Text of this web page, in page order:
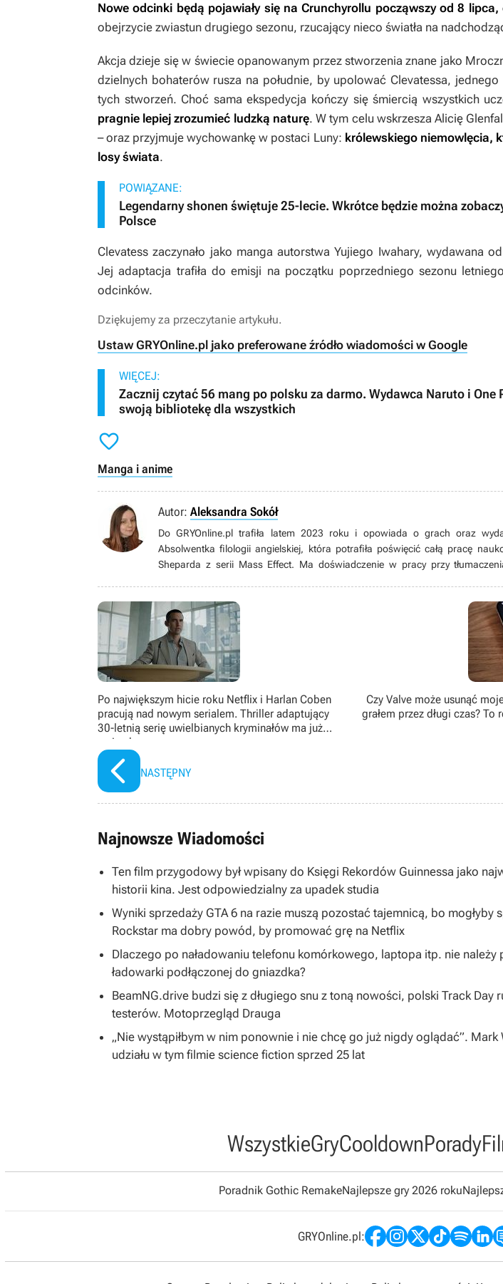
Nowe odcinki będą pojawiały się na Crunchyrollu począwszy od 8 lipca,
obejrzycie zwiastun drugiego sezonu, rzucający nieco światła na
Akcja dzieje się w świecie opanowanym przez stworzenia znane jako
dzielnych bohaterów rusza na południe, by upolować Clevatessa,
tych stworzeń. Choć sama ekspedycja kończy się śmiercią wszystkich
pragnie lepiej zrozumieć ludzką naturę. W tym celu wskrzesza Alicię
– oraz przyjmuje wychowankę w postaci Luny: królewskiego niemowlęcia,
losy świata.
POWIĄZANE:
Legendarny shonen świętuje 25-lecie. Wkrótce będzie można
Polsce
Clevatesszaczynało jako manga autorstwa Yujiego Iwahary, wydawana
Jej adaptacja trafiła do emisji na początku poprzedniego sezonu
odcinków.
Dziękujemy za przeczytanie artykułu.
Ustaw GRYOnline.pl jako preferowane źródło wiadomości w Google
WIĘCEJ:
Zacznij czytać 56 mang po polsku za darmo. Wydawca Naruto i One
swoją bibliotekę dla wszystkich

Manga i anime
Autor: Aleksandra Sokół
Do GRYOnline.pl trafiła latem 2023 roku i opowiada o grach oraz
Absolwentka filologii angielskiej, która potrafiła poświęcić całą pracę
Sheparda z serii Mass Effect. Ma doświadczenie w pracy przy
Internetu.
Po największym hicie roku Netflix i Harlan Coben
pracują nad nowym serialem. Thriller adaptujący
30-letnią serię uwielbianych kryminałów ma już
gwiazdę
NASTĘPNY
Czy Valve może usunąć
grałem przez długi czas?
Najnowsze Wiadomości
Ten film przygodowy był wpisany do Księgi Rekordów Guinnessa jako
historii kina. Jest odpowiedzialny za upadek studia
Wyniki sprzedaży GTA 6 na razie muszą pozostać tajemnicą, bo mogłyby
Rockstar ma dobry powód, by promować grę na Netflix
Dlaczego po naładowaniu telefonu komórkowego, laptopa itp. nie należy
ładowarki podłączonej do gniazdka?
BeamNG.drive budzi się z długiego snu z toną nowości, polski Track Day
testerów. Motoprzegląd Drauga
„Nie wystąpiłbym w nim ponownie i nie chcę go już nigdy oglądać”. Mark
udziału w tym filmie science fiction sprzed 25 lat
WszystkieGryCooldownPorady
Poradnik Gothic RemakeNajlepsze gry 2026 roku
GRYOnline.pl: